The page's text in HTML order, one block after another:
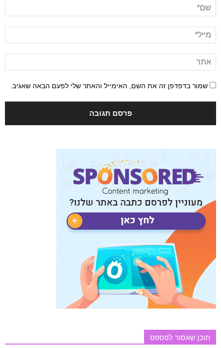
שמור בדפדפן זה את השם, האימייל והאתר שלי לפעם הבאה שאגיב.
תוכן שאסור לפספס